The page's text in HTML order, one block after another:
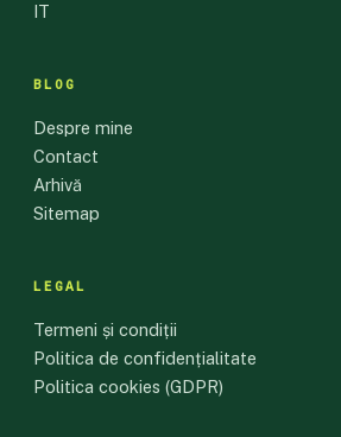
IT
BLOG
Despre mine
Contact
Arhivă
Sitemap
LEGAL
Termeni și condiții
Politica de confidențialitate
Politica cookies (GDPR)